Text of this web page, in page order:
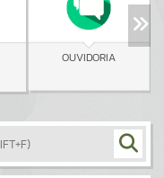
OUVIDORIA